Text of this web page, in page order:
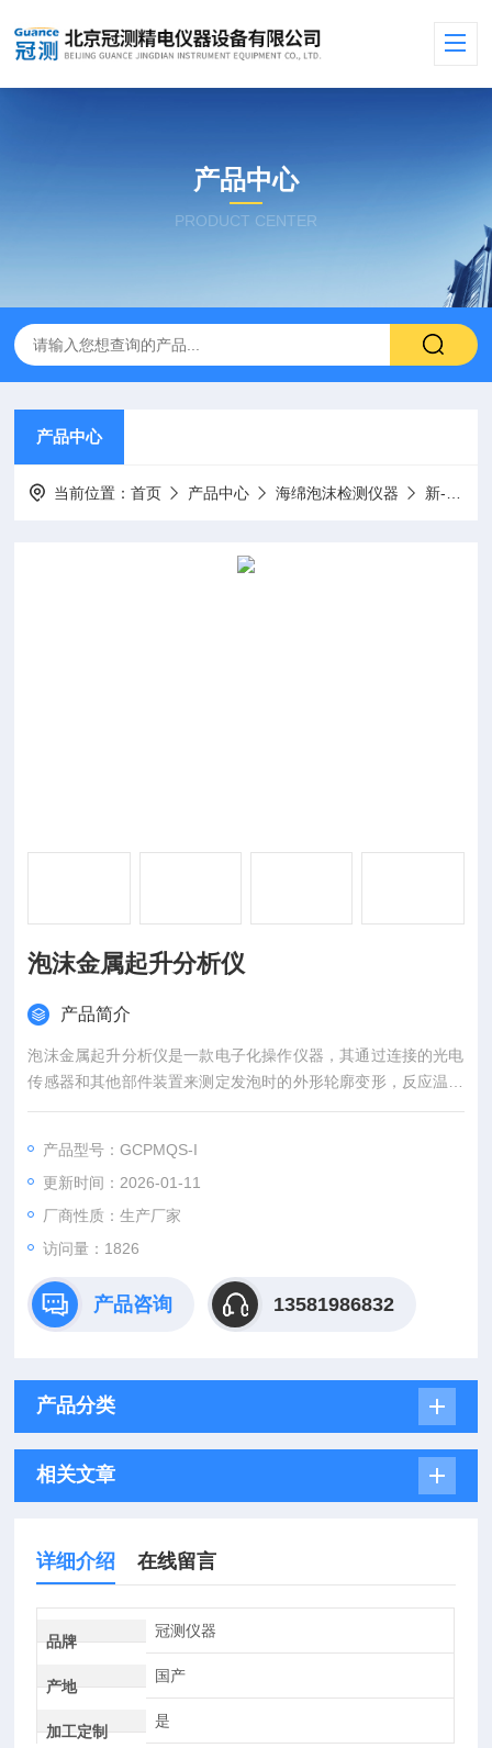
产品中心
PRODUCT CENTER
产品中心
当前位置：首页 产品中心 海绵泡沫检测仪器 新-泡沫分析仪
泡沫金属起升分析仪
产品简介
泡沫金属起升分析仪是一款电子化操作仪器，其通过连接的光电
传感器和其他部件装置来测定发泡时的外形轮廓变形，反应温度
变化，发泡压力变化和极化变化。
产品型号：GCPMQS-I
更新时间：2026-01-11
厂商性质：生产厂家
访问量：1826
产品咨询 13581986832
产品分类
相关文章
详细介绍 在线留言
品牌
冠测仪器
产地
国产
加工定制
是